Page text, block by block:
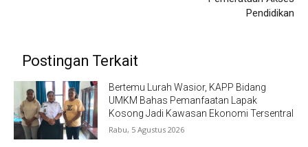
Pendidikan
Postingan Terkait
Bertemu Lurah Wasior, KAPP Bidang
UMKM Bahas Pemanfaatan Lapak
Kosong Jadi Kawasan Ekonomi Tersentral
Rabu, 5 Agustus 2026